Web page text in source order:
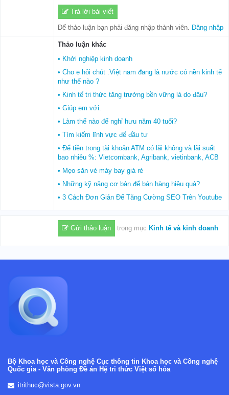
Trả lời bài viết
Để thảo luận bạn phải đăng nhập thành viên. Đăng nhập
Thảo luận khác
• Khởi nghiệp kinh doanh
• Cho e hỏi chút .Việt nam đang là nước có nền kinh tế
như thế nào ?
• Kinh tế tri thức tăng trưởng bền vững là do đâu?
• Giúp em với.
• Làm thế nào để nghỉ hưu năm 40 tuổi?
• Tìm kiếm lĩnh vực để đầu tư
• Để tiền trong tài khoản ATM có lãi không và lãi suất
bao nhiêu %: Vietcombank, Agribank, vietinbank, ACB
• Mẹo săn vé máy bay giá rẻ
• Những kỹ năng cơ bản để bán hàng hiệu quả?
• 3 Cách Đơn Giản Để Tăng Cường SEO Trên Youtube
Gửi thảo luận trong mục Kinh tế và kinh doanh
Bộ Khoa học và Công nghệ Cục thông tin Khoa học và Công nghệ
Quốc gia - Văn phòng Đề án Hệ tri thức Việt số hóa
itrithuc@vista.gov.vn